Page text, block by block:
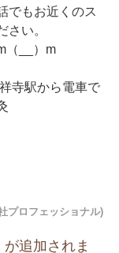
でもお近くのス
さい。
（__）m
駅から電車で
プロフェッショナル)
追加されま